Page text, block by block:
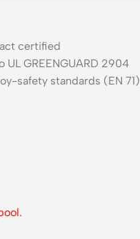
certified
GREENGUARD 2904
safety standards (EN 71)